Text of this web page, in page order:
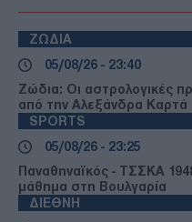
ΖΩΔΙΑ
05/08/26 - 23:40
Ζώδια: Οι αστρολογικές
από την Αλεξάνδρα Καρτά
SPORTS
05/08/26 - 23:25
Παναθηναϊκός - ΤΣΣΚΑ
μάθημα στη Βουλγαρία
ΔΙΕΘΝΗ